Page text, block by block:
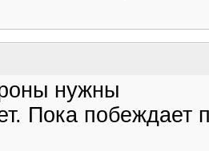
нужны
Пока побеждает